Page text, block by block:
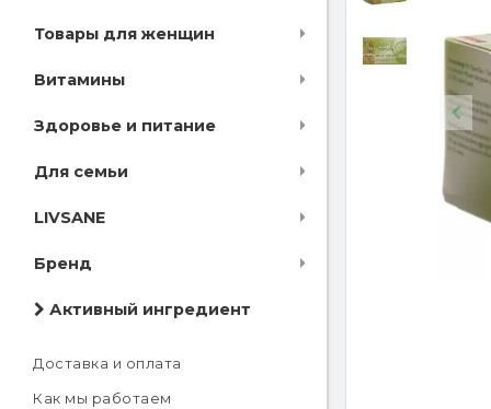
Товары для женщин
Витамины
Здоровье и питание
Для семьи
LIVSANE
Бренд
Активный ингредиент
Доставка и оплата
Как мы работаем